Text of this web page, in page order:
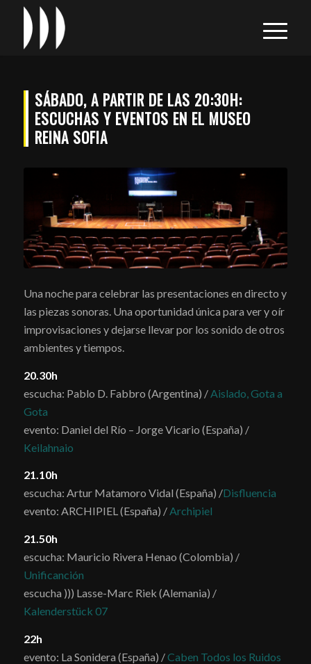
SÁBADO, A PARTIR DE LAS 20:30H:
ESCUCHAS Y EVENTOS EN EL MUSEO
REINA SOFIA
Una noche para celebrar las presentaciones en directo y
las piezas sonoras. Una oportunidad única para ver y oír
improvisaciones y dejarse llevar por los sonido de otros
ambientes y tiempos.
20.30h
escucha: Pablo D. Fabbro (Argentina) /Aislado, Gota a
Gota
evento: Daniel del Río – Jorge Vicario (España) /
Keilahnaio
21.10h
escucha: Artur Matamoro Vidal (España) /Disfluencia
evento: ARCHIPIEL (España) /Archipiel
21.50h
escucha: Mauricio Rivera Henao (Colombia) /
Unificanción
escucha ))) Lasse-Marc Riek (Alemania) /
Kalenderstück 07
22h
evento: La Sonidera (España) /Caben Todos los Ruidos